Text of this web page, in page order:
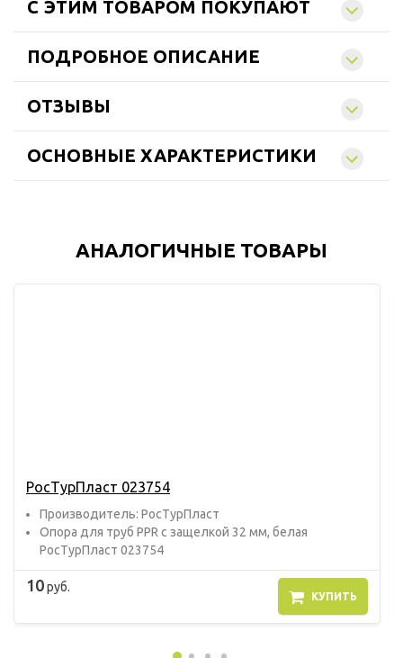
C ЭТИМ ТОВАРОМ ПОКУПАЮТ
ПОДРОБНОЕ ОПИСАНИЕ
ОТЗЫВЫ
ОСНОВНЫЕ ХАРАКТЕРИСТИКИ
АНАЛОГИЧНЫЕ ТОВАРЫ
РосТурПласт 023754
Прoизвoдитель: РосТурПласт
Опора для труб PPR с защелкой 32 мм, белая
РосТурПласт 023754
10руб.
КУПИТЬ